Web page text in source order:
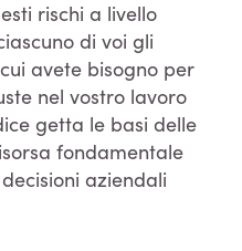
rischi a livello
di voi gli
avete bisogno per
nel vostro lavoro
getta le basi delle
fondamentale
aziendali